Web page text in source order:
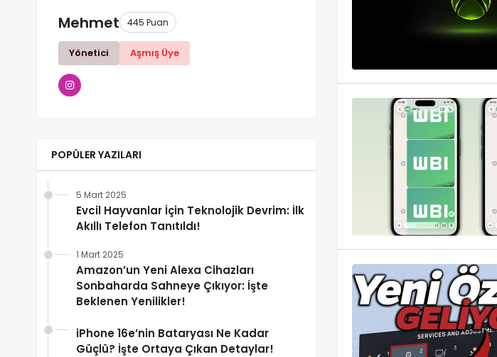
Mehmet 445 Puan
Yönetici Aşmış Üye
POPÜLER YAZILARI
Evcil Hayvanlar İçin Teknolojik Devrim: İlk
Akıllı Telefon Tanıtıldı!
5 Mart 2025
Amazon’un Yeni Alexa Cihazları
Sonbaharda Sahneye Çıkıyor: İşte
Beklenen Yenilikler!
1 Mart 2025
iPhone 16e’nin Bataryası Ne Kadar
Güçlü? İşte Ortaya Çıkan Detaylar!